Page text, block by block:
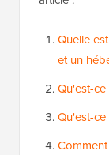
Quelle
et un
Qu'est-
Qu'est-